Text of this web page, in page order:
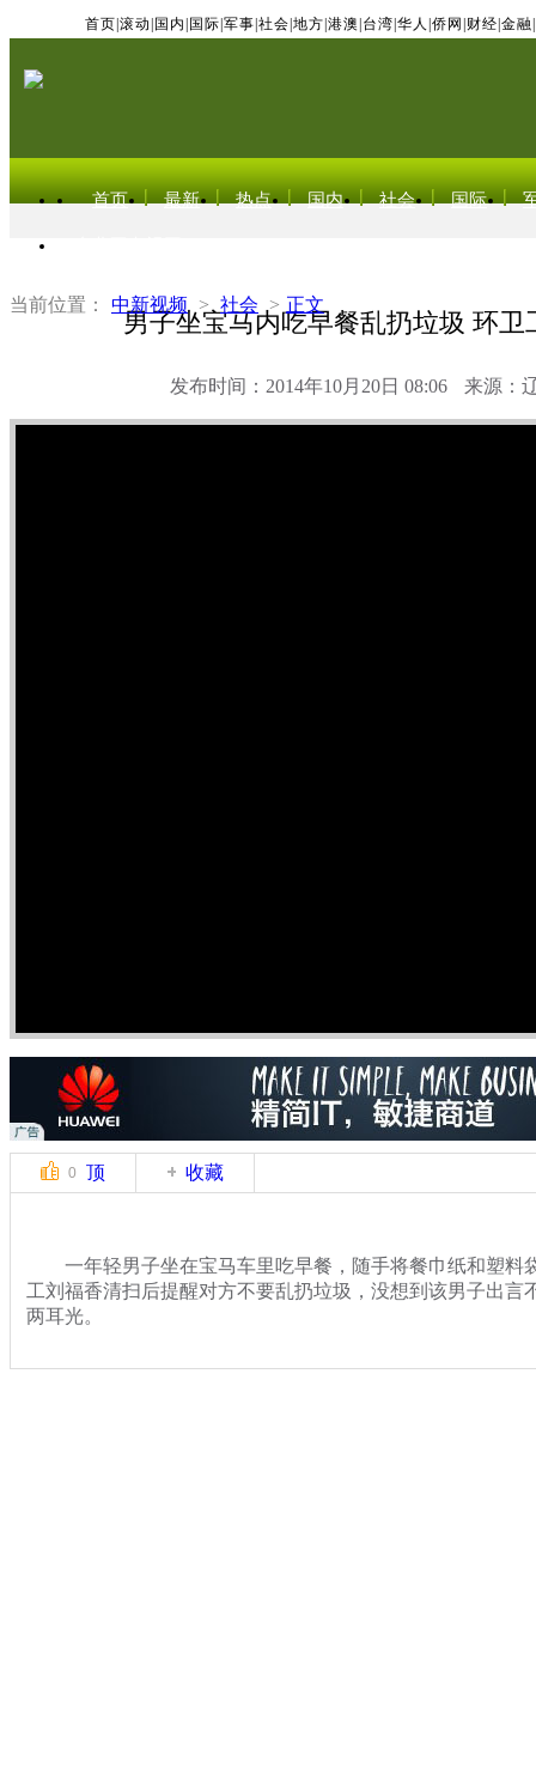
首页 滚动 国内 国际 军事 社会 地方 港澳 台湾 华人 侨网 财经 金融
首页 最新 热点 国内 社会 国际
当前位置： 中新视频 > 社会 > 正文
男子坐宝马内吃早餐乱扔垃圾 环卫
发布时间：2014年10月20日 08:06 来源：
0 顶 收藏
一年轻男子坐在宝马车里吃早餐，随手将餐巾纸和塑料
工刘福香清扫后提醒对方不要乱扔垃圾，没想到该男子出言
两耳光。